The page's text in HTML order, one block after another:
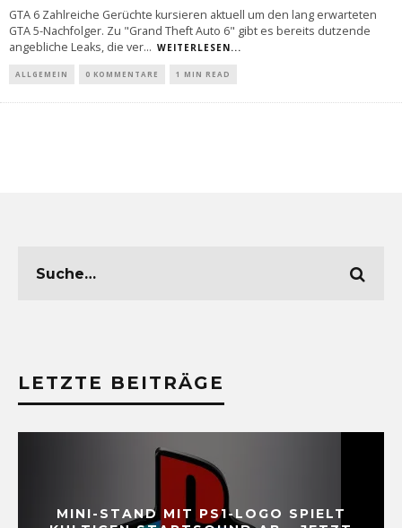
GTA 6 Zahlreiche Gerüchte kursieren aktuell um den lang erwarteten
GTA 5-Nachfolger. Zu "Grand Theft Auto 6" gibt es bereits dutzende
angebliche Leaks, die ver... WEITERLESEN...
ALLGEMEIN 0 KOMMENTARE 1 MIN READ
LETZTE BEITRÄGE
MINI-STAND MIT PS1-LOGO SPIELT